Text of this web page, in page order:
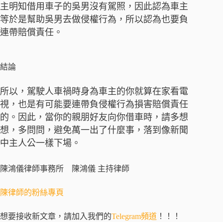
主明知借用車子的吳男沒有駕照，因此認為車主
等於是幫助吳男去做侵權行為，所以認為也要負
連帶賠償責任。
結論
所以，駕駛人車禍時身為車主的你就算在家看電
視，也是有可能要連帶負侵權行為損害賠償責任
的。因此，當你的親朋好友向你借車時，請多想
想，多問問，避免萬一出了什麼事，落到像新聞
中主人公一樣下場。
陳鴻儀律師事務所 陳鴻儀 主持律師
陳律師的粉絲專頁
想要接收新文章，請加入我們的Telegram頻道 ！！！